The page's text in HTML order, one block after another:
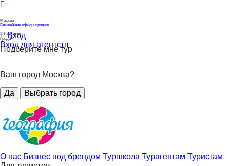
Москва
Ближайшие офисы продаж
320 офисов
продаж
Вход
Вход для агентств
Подберите мне тур
Ваш город Москва?
Да Выбрать город
О нас Бизнес под брендом Туршкола Турагентам Туристам